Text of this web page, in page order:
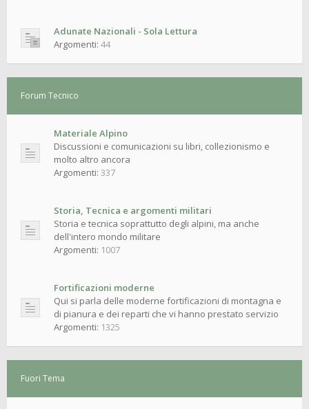
Adunate Nazionali - Sola Lettura
Argomenti: 44
Forum Tecnico
Materiale Alpino
Discussioni e comunicazioni su libri, collezionismo e
molto altro ancora
Argomenti: 337
Storia, Tecnica e argomenti militari
Storia e tecnica soprattutto degli alpini, ma anche
dell'intero mondo militare
Argomenti: 1007
Fortificazioni moderne
Qui si parla delle moderne fortificazioni di montagna e
di pianura e dei reparti che vi hanno prestato servizio
Argomenti: 1325
Fuori Tema